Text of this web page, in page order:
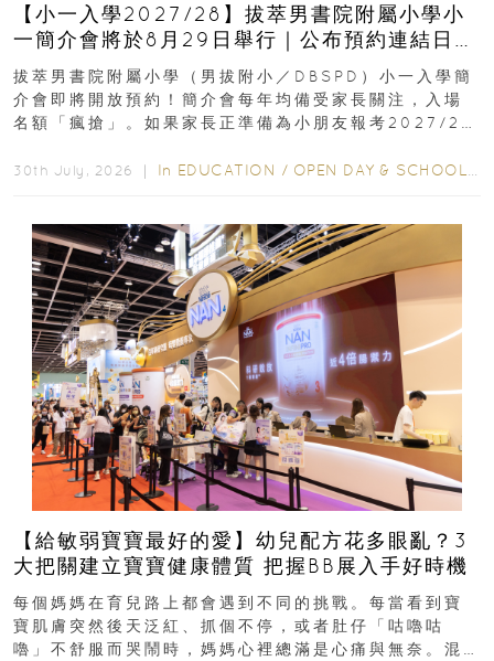
【小一入學2027/28】拔萃男書院附屬小學小
一簡介會將於8月29日舉行｜公布預約連結日期
｜更設有網上重溫
拔萃男書院附屬小學（男拔附小／DBSPD）小一入學簡
介會即將開放預約！簡介會每年均備受家長關注，入場
名額「瘋搶」。如果家長正準備為小朋友報考2027/28
30th July, 2026 ｜ In EDUCATION / OPEN DAY & SCHOOL EVENTS
【給敏弱寶寶最好的愛】幼兒配方花多眼亂？3
大把關建立寶寶健康體質 把握BB展入手好時機
每個媽媽在育兒路上都會遇到不同的挑戰。每當看到寶
寶肌膚突然後天泛紅、抓個不停，或者肚仔「咕嚕咕
嚕」不舒服而哭鬧時，媽媽心裡總滿是心痛與無奈。混